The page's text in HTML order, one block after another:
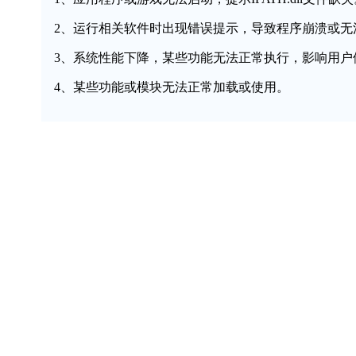
2、运行相关软件时出现错误提示，导致程序崩溃或无
3、系统性能下降，某些功能无法正常执行，影响用户
4、某些功能或模块无法正常加载或使用。